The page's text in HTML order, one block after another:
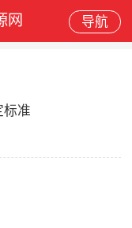
网 导航
标准